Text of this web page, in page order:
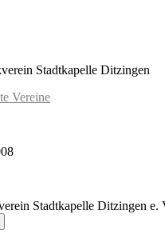
Stadtkapelle Ditzingen
Vereine
Stadtkapelle Ditzingen e.